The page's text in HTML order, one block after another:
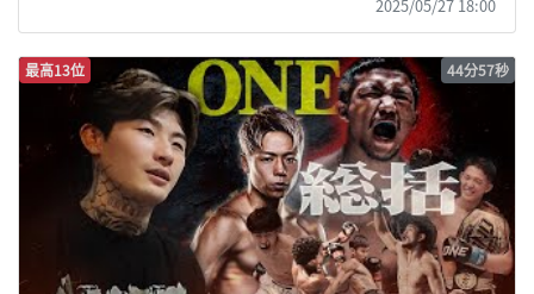
2025/05/27 18:00
最高13位 44分57秒